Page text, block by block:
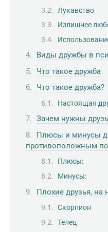
Лукавство
Излишнее
Виды дружбы в
Что такое дружба
Что такое дружба?
Настоящая
Зачем нужны
Плюсы и минусы
противоположным
Плюсы:
Минусы:
Плохие друзья, на
Скорпион
Телец